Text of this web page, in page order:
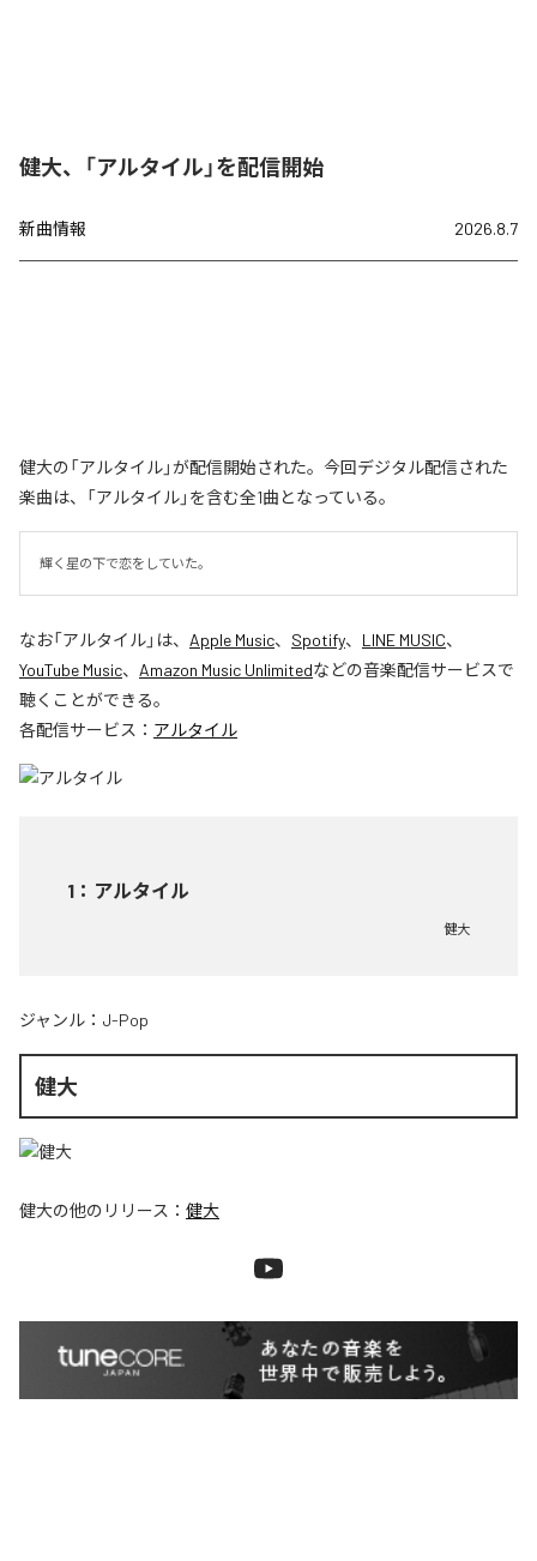
健大、「アルタイル」を配信開始
新曲情報 2026.8.7
健大の「アルタイル」が配信開始された。今回デジタル配信された
楽曲は、「アルタイル」を含む全1曲となっている。
輝く星の下で恋をしていた。
なお「アルタイル」は、 Apple Music、 Spotify、 LINE MUSIC、
YouTube Music、 Amazon Music Unlimitedなどの音楽配信サービスで
聴くことができる。
各配信サービス： アルタイル
1 ： アルタイル
健大
ジャンル： J-Pop
健大
健大の他のリリース： 健大